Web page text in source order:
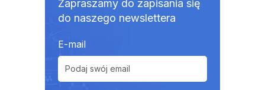
Zapraszamy do zapisania się
do naszego newslettera
E-mail